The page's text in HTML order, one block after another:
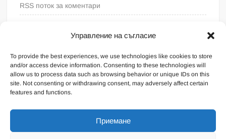
Управление на съгласие
To provide the best experiences, we use technologies like cookies to store
and/or access device information. Consenting to these technologies will
allow us to process data such as browsing behavior or unique IDs on this
site. Not consenting or withdrawing consent, may adversely affect certain
features and functions.
Приемане
RSS поток за коментари